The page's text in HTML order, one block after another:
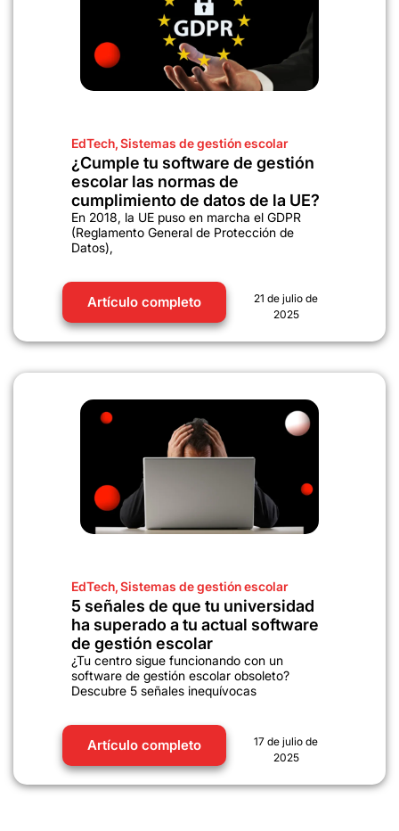
EdTech,Sistemas de gestión escolar
¿Cumple tu software de gestión
escolar las normas de
cumplimiento de datos de la UE?
En 2018, la UE puso en marcha el GDPR
(Reglamento General de Protección de
Datos),
Artículo completo
21 de julio de
2025
EdTech,Sistemas de gestión escolar
5 señales de que tu universidad
ha superado a tu actual software
de gestión escolar
¿Tu centro sigue funcionando con un
software de gestión escolar obsoleto?
Descubre 5 señales inequívocas
Artículo completo
17 de julio de
2025